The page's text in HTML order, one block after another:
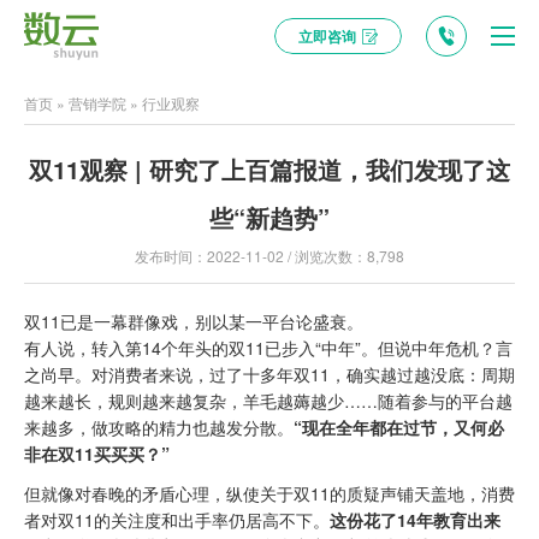
立即咨询
首页 » 营销学院 » 行业观察
双11观察 | 研究了上百篇报道，我们发现了这
些“新趋势”
发布时间：2022-11-02 / 浏览次数：8,798
双11已是一幕群像戏，别以某一平台论盛衰。
有人说，转入第14个年头的双11已步入“中年”。但说中年危机？言
之尚早。对消费者来说，过了十多年双11，确实越过越没底：周期
越来越长，规则越来越复杂，羊毛越薅越少……随着参与的平台越
来越多，做攻略的精力也越发分散。 “现在全年都在过节，又何必
非在双11买买买？”
但就像对春晚的矛盾心理，纵使关于双11的质疑声铺天盖地，消费
者对双11的关注度和出手率仍居高不下。 这份花了14年教育出来